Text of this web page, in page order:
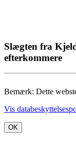
Slægten fra
efterkommere
Bemærk: Dette
Vis
OK